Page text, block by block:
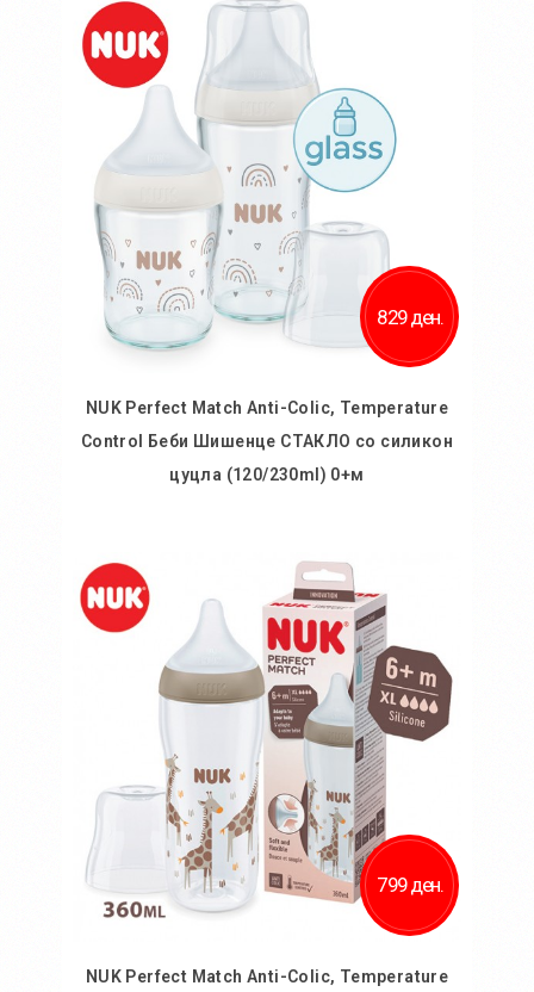
829 ден.
NUK Perfect Match Anti-Colic, Temperature
Control Беби Шишенце СТАКЛО со силикон
цуцла (120/230ml) 0+м
799 ден.
NUK Perfect Match Anti-Colic, Temperature